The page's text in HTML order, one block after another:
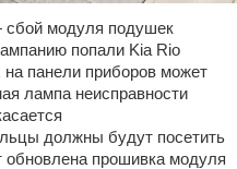
сбой модуля подушек
попали Kia Rio
на панели приборов может
лампа неисправности
должны будут посетить
прошивка модуля